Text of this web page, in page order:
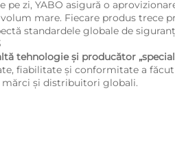
pe zi, YABO asigură o
mare. Fiecare produs trece
standardele globale de
tehnologie și producător
fiabilitate și conformitate a făcut
mărci și distribuitori globali.